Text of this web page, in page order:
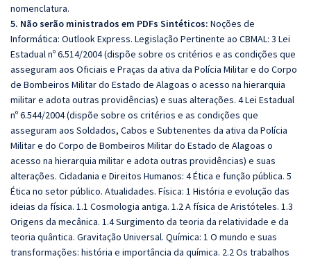
nomenclatura.
5. Não serão ministrados em PDFs Sintéticos: Noções de
Informática: Outlook Express. Legislação Pertinente ao CBMAL: 3 Lei
Estadual nº 6.514/2004 (dispõe sobre os critérios e as condições que
asseguram aos Oficiais e Praças da ativa da Polícia Militar e do Corpo
de Bombeiros Militar do Estado de Alagoas o acesso na hierarquia
militar e adota outras providências) e suas alterações. 4 Lei Estadual
nº 6.544/2004 (dispõe sobre os critérios e as condições que
asseguram aos Soldados, Cabos e Subtenentes da ativa da Polícia
Militar e do Corpo de Bombeiros Militar do Estado de Alagoas o
acesso na hierarquia militar e adota outras providências) e suas
alterações. Cidadania e Direitos Humanos: 4 Ética e função pública. 5
Ética no setor público. Atualidades. Física: 1 História e evolução das
ideias da física. 1.1 Cosmologia antiga. 1.2 A física de Aristóteles. 1.3
Origens da mecânica. 1.4 Surgimento da teoria da relatividade e da
teoria quântica. Gravitação Universal. Química: 1 O mundo e suas
transformações: história e importância da química. 2.2 Os trabalhos